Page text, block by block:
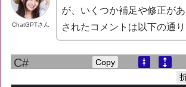
ChatGPTさん
が、いくつか補足や修正が
されたコメントは以下の通り
Copy